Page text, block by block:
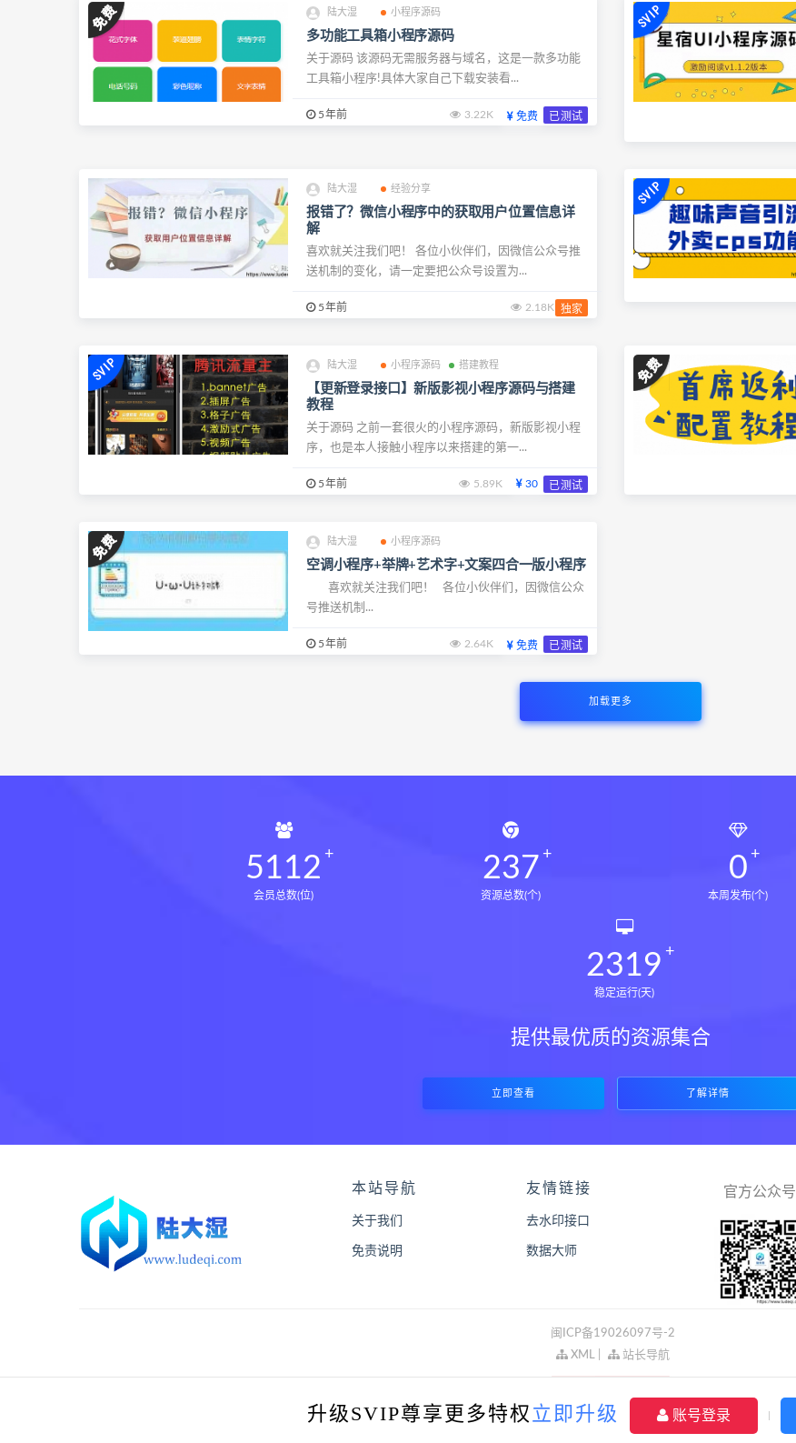
陆大湿 小程序源码
多功能工具箱小程序源码
关于源码 该源码无需服务器与域名，这是一款多功能
工具箱小程序!具体大家自己下载安装看...
5年前 3.22K 免费 已测试
陆大湿 经验分享
报错了？微信小程序中的获取用户位置信息详
解
喜欢就关注我们吧！ 各位小伙伴们，因微信公众号推
送机制的变化，请一定要把公众号设置为...
5年前 2.18K 独家
陆大湿 小程序源码 搭建教程
【更新登录接口】新版影视小程序源码与搭建
教程
关于源码 之前一套很火的小程序源码，新版影视小程
序，也是本人接触小程序以来搭建的第一...
5年前 5.89K 30 已测试
陆大湿 小程序源码
空调小程序+举牌+艺术字+文案四合一版小程序
喜欢就关注我们吧！ 各位小伙伴们，因微信公众
号推送机制...
5年前 2.64K 免费 已测试
加载更多
5112
会员总数(位)
237
资源总数(个)
0
本周发布(个)
2319
稳定运行(天)
提供最优质的资源集合
立即查看 了解详情
本站导航
关于我们
免责说明
友情链接
去水印接口
数据大师
官方公众号
闽ICP备19026097号-2
XML
站长导航
升级SVIP尊享更多特权 立即升级 账号登录